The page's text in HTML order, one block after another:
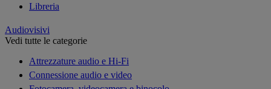
Libreria
Audiovisivi
Vedi tutte le categorie
Attrezzature audio e Hi-Fi
Connessione audio e video